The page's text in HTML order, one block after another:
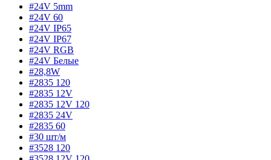
#24V 5mm
#24V 60
#24V IP65
#24V IP67
#24V RGB
#24V Белые
#28,8W
#2835 120
#2835 12V
#2835 12V 120
#2835 24V
#2835 60
#30 шт/м
#3528 120